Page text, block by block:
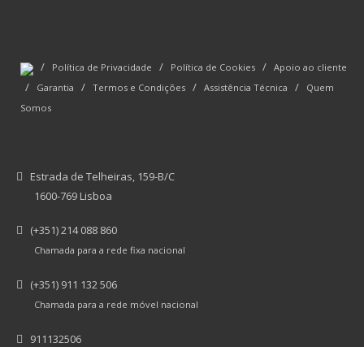
/ Política de Privacidade / Política de Cookies / Apoio ao cliente
/ Garantia / Termos e Condições / Assistência Técnica /
Quem
Somos
Estrada de Telheiras, 159-B/C
1600-769 Lisboa
(+351) 214 088 860
Chamada para a rede fixa nacional
(+351) 911 132 506
Chamada para a rede móvel nacional
911132506